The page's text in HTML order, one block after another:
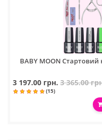
BABY MOON Стартовий
3 197.00 грн. 3 365.00
(15)